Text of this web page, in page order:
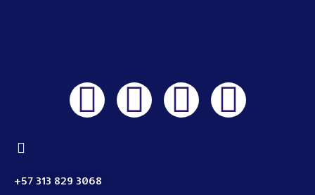
+57 313 829 3068